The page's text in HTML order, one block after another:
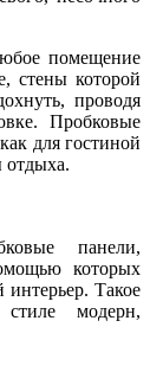
помещение
стены которой
проводя
Пробковые
для гостиной
отдыха.
панели,
которых
интерьер. Такое
модерн,